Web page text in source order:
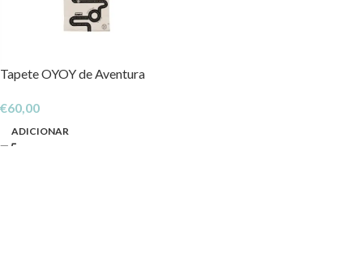
Tapete OYOY de Aventura
€60,00
ADICIONAR